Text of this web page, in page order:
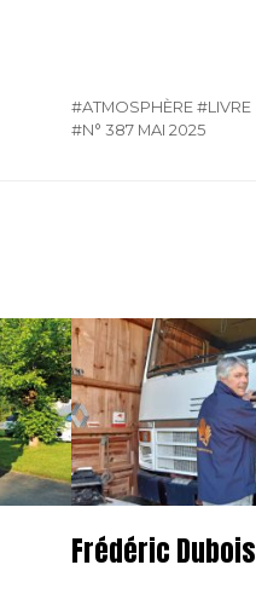
#ATMOSPHÈRE #LIVRE
#N° 387 MAI 2025
Frédéric Dubois